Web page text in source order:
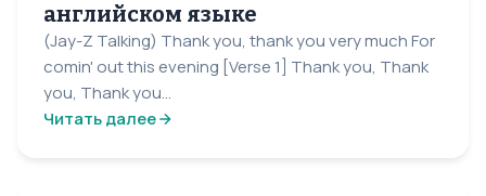
английском языке
(Jay-Z Talking) Thank you, thank you very much For
comin' out this evening [Verse 1] Thank you, Thank
you, Thank you...
Читать далее